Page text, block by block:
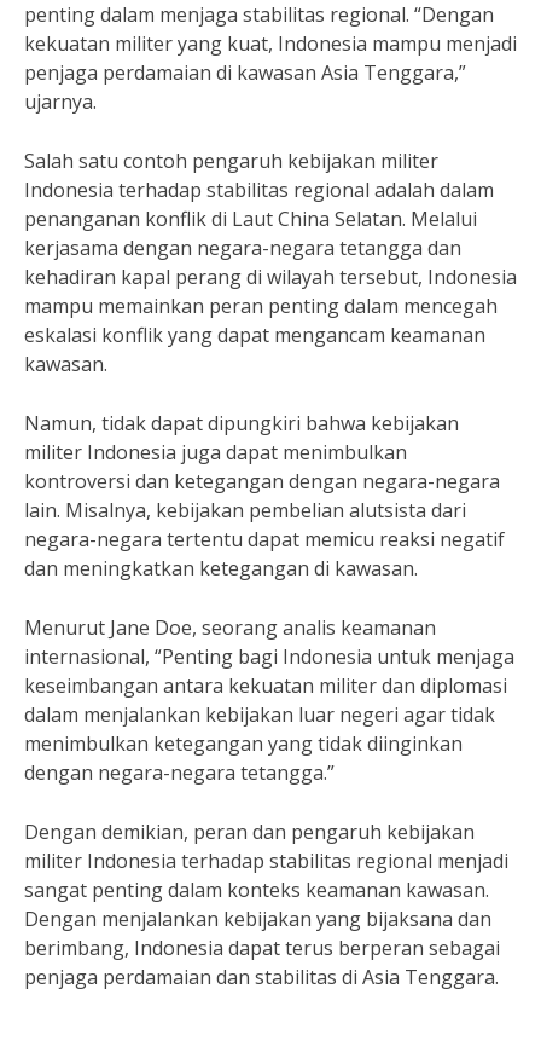
penting dalam menjaga stabilitas regional. “Dengan
kekuatan militer yang kuat, Indonesia mampu menjadi
penjaga perdamaian di kawasan Asia Tenggara,”
ujarnya.
Salah satu contoh pengaruh kebijakan militer
Indonesia terhadap stabilitas regional adalah dalam
penanganan konflik di Laut China Selatan. Melalui
kerjasama dengan negara-negara tetangga dan
kehadiran kapal perang di wilayah tersebut, Indonesia
mampu memainkan peran penting dalam mencegah
eskalasi konflik yang dapat mengancam keamanan
kawasan.
Namun, tidak dapat dipungkiri bahwa kebijakan
militer Indonesia juga dapat menimbulkan
kontroversi dan ketegangan dengan negara-negara
lain. Misalnya, kebijakan pembelian alutsista dari
negara-negara tertentu dapat memicu reaksi negatif
dan meningkatkan ketegangan di kawasan.
Menurut Jane Doe, seorang analis keamanan
internasional, “Penting bagi Indonesia untuk menjaga
keseimbangan antara kekuatan militer dan diplomasi
dalam menjalankan kebijakan luar negeri agar tidak
menimbulkan ketegangan yang tidak diinginkan
dengan negara-negara tetangga.”
Dengan demikian, peran dan pengaruh kebijakan
militer Indonesia terhadap stabilitas regional menjadi
sangat penting dalam konteks keamanan kawasan.
Dengan menjalankan kebijakan yang bijaksana dan
berimbang, Indonesia dapat terus berperan sebagai
penjaga perdamaian dan stabilitas di Asia Tenggara.